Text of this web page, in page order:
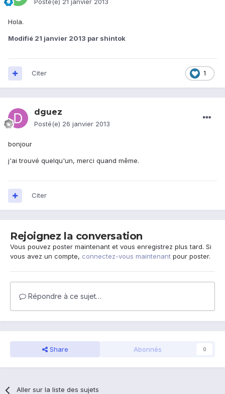
Posté(e) 21 janvier 2013
Hola.
Modifié 21 janvier 2013 par shintok
1
Citer
dguez
Posté(e) 26 janvier 2013
bonjour
j'ai trouvé quelqu'un, merci quand même.
Citer
Rejoignez la conversation
Vous pouvez poster maintenant et vous enregistrez plus tard. Si
vous avez un compte, connectez-vous maintenant pour poster.
Répondre à ce sujet…
Share Abonnés 0
Aller sur la liste des sujets